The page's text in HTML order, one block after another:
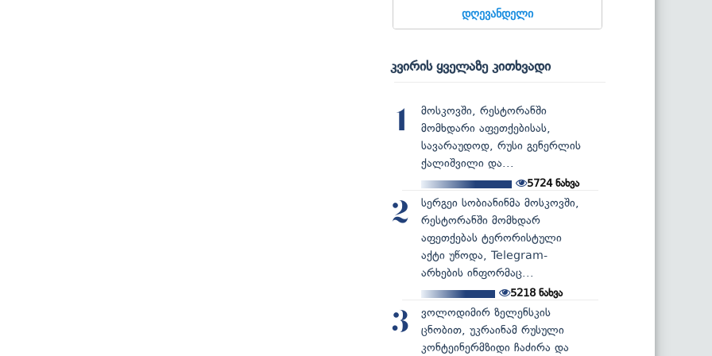
დღევანდელი
კვირის ყველაზე კითხვადი
1
მოსკოვში, რესტორანში
მომხდარი აფეთქებისას,
სავარაუდოდ, რუსი გენერლის
ქალიშვილი და...
5724ნახვა
2
სერგეი სობიანინმა მოსკოვში,
რესტორანში მომხდარ
აფეთქებას ტერორისტული
აქტი უწოდა, Telegram-
არხების ინფორმაც...
5218 ნახვა
3
ვოლოდიმირ ზელენსკის
ცნობით, უკრაინამ რუსული
კონტეინერმზიდი ჩაძირა და